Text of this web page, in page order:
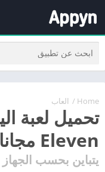
Home
/ العاب
Eleven مجانا
يتباين بحسب الجهاز